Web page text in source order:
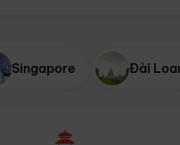
Singapore Đài